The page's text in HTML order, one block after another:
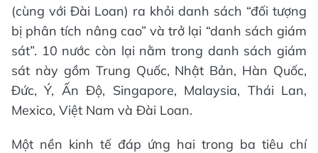
(cùng với Đài Loan) ra khỏi danh sách “đối tượng
bị phân tích nâng cao” và trở lại “danh sách giám
sát”. 10 nước còn lại nằm trong danh sách giám
sát này gồm Trung Quốc, Nhật Bản, Hàn Quốc,
Đức, Ý, Ấn Độ, Singapore, Malaysia, Thái Lan,
Mexico, Việt Nam và Đài Loan.
Một nền kinh tế đáp ứng hai trong ba tiêu chí